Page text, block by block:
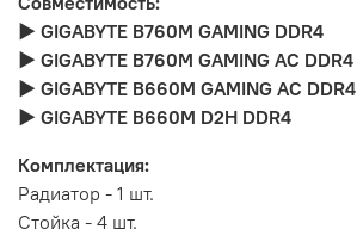
► GIGABYTE B760M GAMING DDR4
► GIGABYTE B760M GAMING AC DDR4
► GIGABYTE B660M GAMING AC DDR4
► GIGABYTE B660M D2H DDR4
Комплектация:
Радиатор - 1 шт.
Стойка - 4 шт.